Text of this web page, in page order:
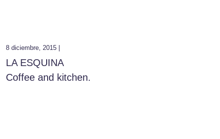
8 diciembre, 2015 |
LA ESQUINA
Coffee and kitchen.